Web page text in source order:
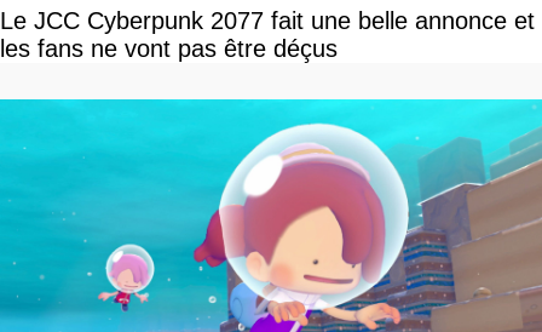
Le JCC Cyberpunk 2077 fait une belle annonce et
les fans ne vont pas être déçus